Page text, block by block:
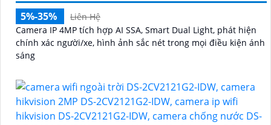
5%-35%
Liên Hệ
Camera IP 4MP tích hợp AI SSA, Smart Dual Light, phát hiện
chính xác người/xe, hình ảnh sắc nét trong mọi điều kiện ánh
sáng